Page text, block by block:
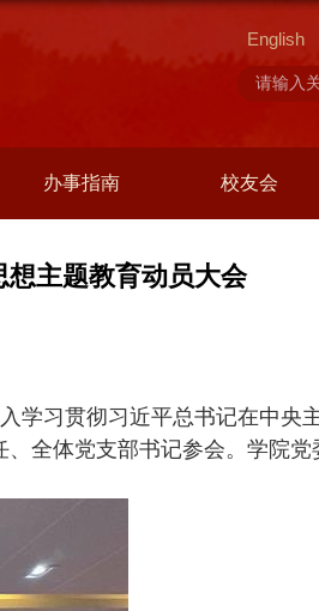
English
办事指南 校友会
主题教育动员大会
学习贯彻习近平总书记在中央
全体党支部书记参会。学院党